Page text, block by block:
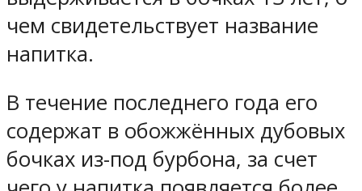
чем свидетельствует название
напитка.
В течение последнего года его
содержат в обожжённых дубовых
бочках из-под бурбона, за счет